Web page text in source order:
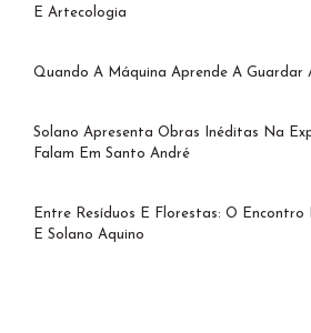
E Artecologia
Quando A Máquina Aprende A Guardar
Solano Apresenta Obras Inéditas Na
Falam Em Santo André
Entre Resíduos E Florestas: O
E Solano Aquino